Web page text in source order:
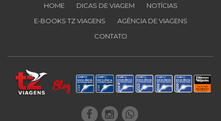
HOME DICAS DE VIAGEM
NOTÍCIAS
E-BOOKS TZ VIAGENS
AGÊNCIA DE VIAGENS
CONTATO